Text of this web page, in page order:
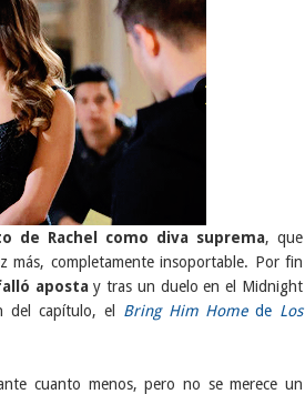
de Rachel como diva suprema, que
más, completamente insoportable. Por fin
apostay tras un duelo en el Midnight
del capítulo, el Bring Him Homede Los
cuanto menos, pero no se merece un